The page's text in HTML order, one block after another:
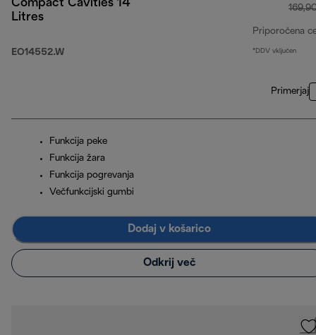
Compact Cavities 14
Litres
EO14552.W
Priporočena
*DDV vključen
Primerjaj
Funkcija peke
Funkcija žara
Funkcija pogrevanja
Večfunkcijski gumbi
Dodaj v košarico
Odkrij več